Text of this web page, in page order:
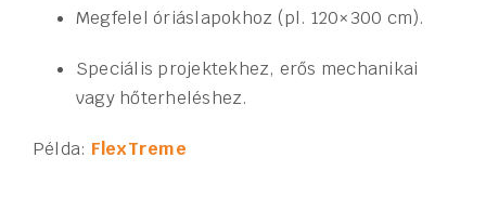
Megfelel óriáslapokhoz (pl. 120×300 cm).
Speciális projektekhez, erős mechanikai
vagy hőterheléshez.
Példa: FlexTreme